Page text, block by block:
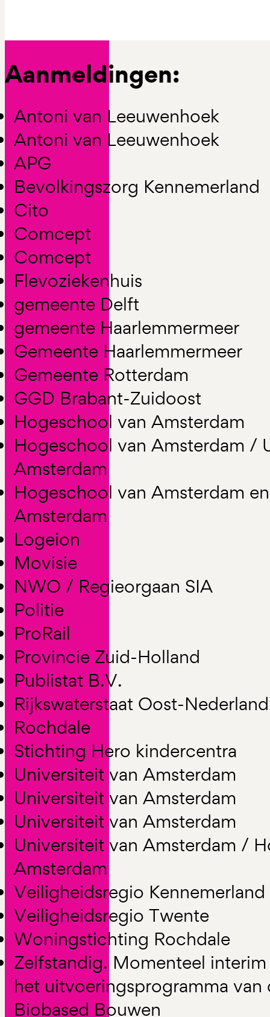
Aanmeldingen:
Antoni van Leeuwenhoek
Antoni van Leeuwenhoek
APG
Bevolkingszorg Kennemerland
Cito
Comcept
Comcept
Flevoziekenhuis
gemeente Delft
gemeente Haarlemmermeer
Gemeente Haarlemmermeer
Gemeente Rotterdam
GGD Brabant-Zuidoost
Hogeschool van Amsterdam
Hogeschool van Amsterdam /
Amsterdam
Hogeschool van Amsterdam
Amsterdam
Logeion
Movisie
NWO / Regieorgaan SIA
Politie
ProRail
Provincie Zuid-Holland
Publistat B.V.
Rijkswaterstaat Oost-Nederland
Rochdale
Stichting Hero kindercentra
Universiteit van Amsterdam
Universiteit van Amsterdam
Universiteit van Amsterdam
Universiteit van Amsterdam /
Amsterdam
Veiligheidsregio Kennemerland
Veiligheidsregio Twente
Woningstichting Rochdale
Zelfstandig. Momenteel
het uitvoeringsprogramma van
Biobased Bouwen